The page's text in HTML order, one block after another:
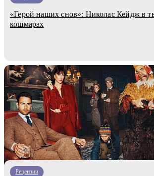
«Герой наших снов»: Николас Кейдж в
кошмарах
Рецензии